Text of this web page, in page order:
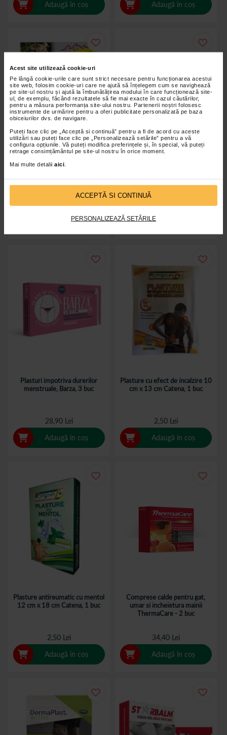
Acest site utilizează cookie-uri
Pe lângă cookie-urile care sunt strict necesare pentru funcționarea acestui
site web, folosim cookie-uri care ne ajută să înțelegem cum se navighează
pe site-ul nostru și ajută la îmbunătățirea modului în care funcționează site-
ul, de exemplu, făcând rezultatele să fie mai exacte în cazul căutărilor,
pentru a măsura performanța site-ului nostru. Partenerii noștri folosesc
instrumente de urmărire pentru a oferi publicitate personalizată pe baza
obiceiurilor dvs. de navigare.
Puteți face clic pe „Acceptă si continuă” pentru a fi de acord cu aceste
utilizări sau puteți face clic pe „Personalizează setările” pentru a vă
configura opțiunile. Vă puteți modifica preferințele și, în special, vă puteți
retrage consimțământul pe site-ul nostru în orice moment.
Mai multe detalii aici
ACCEPTĂ SI CONTINUĂ
PERSONALIZEAZĂ SETĂRILE
Adaugă în coș Adaugă în coș
Plasturi termici cu efect de
4,50 Lei
Adaugă în coș
2,90 Lei
Adaugă în coș
Plasturi impotriva durerilor
menstruale, Barza, 3 buc
28,90 Lei
Adaugă în coș
Plasture cu efect de incalzire 10
cm x 13 cm Catena, 1 buc
2,50 Lei
Adaugă în coș
Plasture antireumatic cu mentol
12 cm x 18 cm Catena, 1 buc
2,50 Lei
Adaugă în coș
Comprese calde pentru gat,
umar si incheietura mainii
ThermaCare - 2 buc
34,40 Lei
Adaugă în coș